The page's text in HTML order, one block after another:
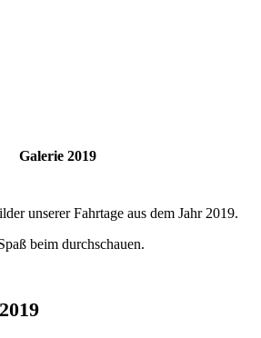
Galerie 2019
unserer Fahrtage aus dem Jahr 2019.
beim durchschauen.